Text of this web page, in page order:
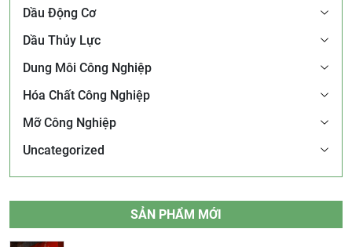
Dầu Động Cơ
Dầu Thủy Lực
Dung Môi Công Nghiệp
Hóa Chất Công Nghiệp
Mỡ Công Nghiệp
Uncategorized
SẢN PHẨM MỚI